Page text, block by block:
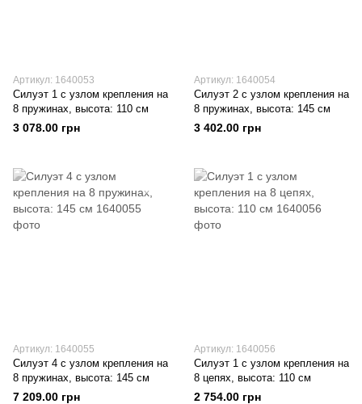
Артикул: 1640053
Силуэт 1 с узлом крепления на
8 пружинах, высота: 110 см
3 078.00 грн
Артикул: 1640054
Силуэт 2 с узлом крепления на
8 пружинах, высота: 145 см
3 402.00 грн
Артикул: 1640055
Силуэт 4 с узлом крепления на
8 пружинах, высота: 145 см
7 209.00 грн
Артикул: 1640056
Силуэт 1 с узлом крепления на
8 цепях, высота: 110 см
2 754.00 грн